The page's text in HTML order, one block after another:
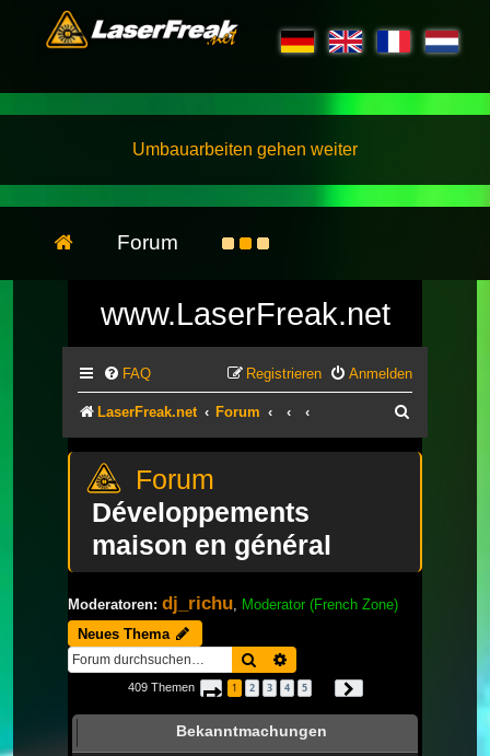
Umbauarbeiten gehen weiter
Forum
www.LaserFreak.net
FAQ Anmelden
Registrieren
LaserFreak.net Forum
Développements
maison en général
Moderatoren: dj_richu Moderator (French Zone)
Neues Thema
Suche
409 Themen Seite 1von 14
1 2 3 4 5
Bekanntmachungen